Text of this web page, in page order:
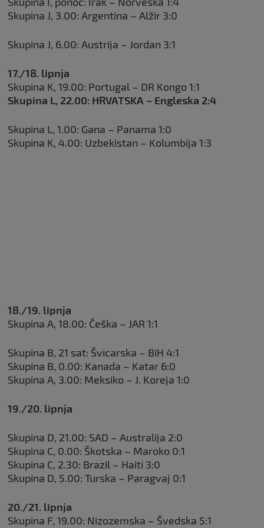
Skupina J, 3.00: Argentina – Alžir 3:0
Skupina J, 6.00: Austrija – Jordan 3:1
17./18. lipnja
Skupina K, 19.00: Portugal – DR Kongo 1:1
Skupina L, 22.00: HRVATSKA – Engleska 2:4
Skupina L, 1.00: Gana – Panama 1:0
Skupina K, 4.00: Uzbekistan – Kolumbija 1:3
18./19. lipnja
Skupina A, 18.00: Češka – JAR 1:1
Skupina B, 21 sat: Švicarska – BiH 4:1
Skupina B, 0.00: Kanada – Katar 6:0
Skupina A, 3.00: Meksiko – J. Koreja 1:0
19./20. lipnja
Skupina D, 21.00: SAD – Australija 2:0
Skupina C, 0.00: Škotska – Maroko 0:1
Skupina C, 2.30: Brazil – Haiti 3:0
Skupina D, 5.00: Turska – Paragvaj 0:1
20./21. lipnja
Skupina F, 19.00: Nizozemska – Švedska 5:1